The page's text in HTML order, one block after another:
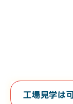
工場見学は